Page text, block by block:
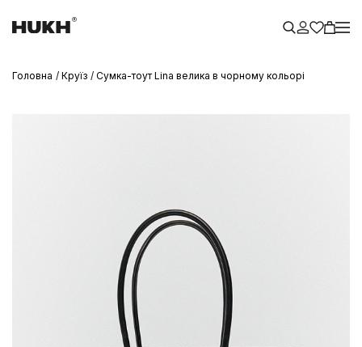
Головна Круїз Сумка-тоут Lina велика в чорному кольорі